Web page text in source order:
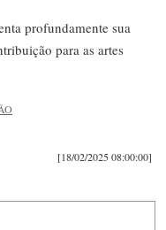
profundamente sua
para as artes
[18/02/2025 08:00:00]